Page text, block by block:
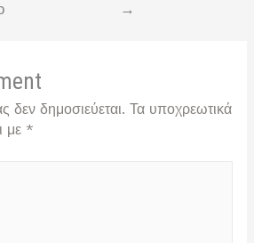
→
δεν δημοσιεύεται. Τα υποχρεωτικά
με *